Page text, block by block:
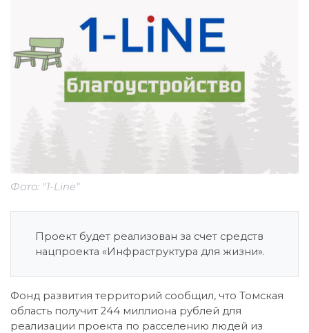
Фото: "1-Line"
Проект будет реализован за счет средств
нацпроекта «Инфраструктура для жизни».
Фонд развития территорий сообщил, что Томская
область получит 244 миллиона рублей для
реализации проекта по расселению людей из